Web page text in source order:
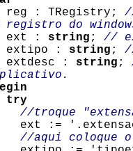
: TRegistry;
registro do
: string ; //
: string ;
: string ;
try
//troque
:=
//aqui coloque